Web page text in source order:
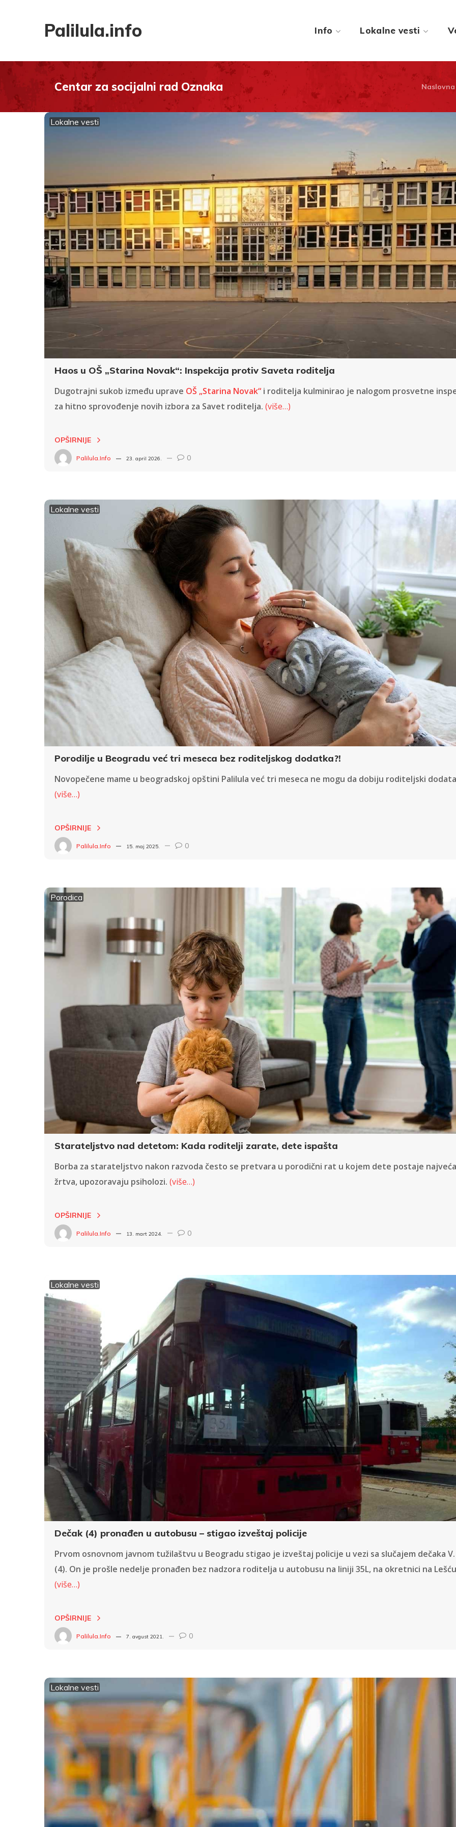
Palilula.info Info Lokalne vesti
Centar za socijalni rad Oznaka Naslovna
Lokalne vesti
Haos u OŠ „Starina Novak“: Inspekcija protiv Saveta roditelja
Dugotrajni sukob između uprave OŠ „Starina Novak“ i roditelja kulminirao je nalogom prosvetne
za hitno sprovođenje novih izbora za Savet roditelja. (više…)
OPŠIRNIJE
Palilula.info 23. april 2026. 0
Lokalne vesti
Porodilje u Beogradu već tri meseca bez roditeljskog dodatka?!
Novopečene mame u beogradskoj opštini Palilula već tri meseca ne mogu da dobiju roditeljski
(više…)
OPŠIRNIJE
Palilula.info 15. maj 2025. 0
Porodica
Starateljstvo nad detetom: Kada roditelji zarate, dete ispašta
Borba za starateljstvo nakon razvoda često se pretvara u porodični rat u kojem dete postaje najveća
žrtva, upozoravaju psiholozi. (više…)
OPŠIRNIJE
Palilula.info 13. mart 2024. 0
Lokalne vesti
Dečak (4) pronađen u autobusu – stigao izveštaj policije
Prvom osnovnom javnom tužilaštvu u Beogradu stigao je izveštaj policije u vezi sa slučajem dečaka V.
(4). On je prošle nedelje pronađen bez nadzora roditelja u autobusu na liniji 35L, na okretnici na
(više…)
OPŠIRNIJE
Palilula.info 7. avgust 2021. 0
Lokalne vesti